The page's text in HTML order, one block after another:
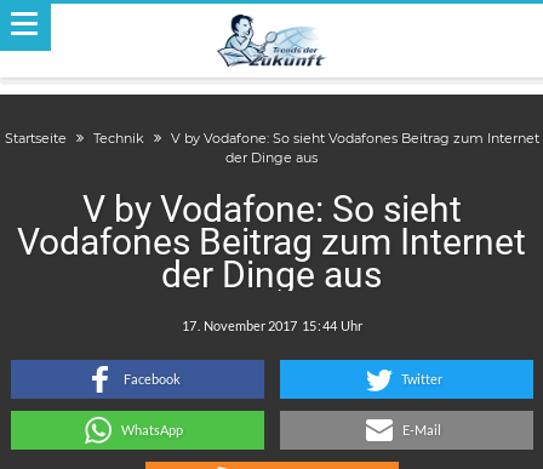
Startseite Technik
V by Vodafone: So sieht Vodafones Beitrag zum Internet
der Dinge aus
V by Vodafone: So sieht
Vodafones Beitrag zum Internet
der Dinge aus
:
Facebook Twitter
WhatsApp E-Mail